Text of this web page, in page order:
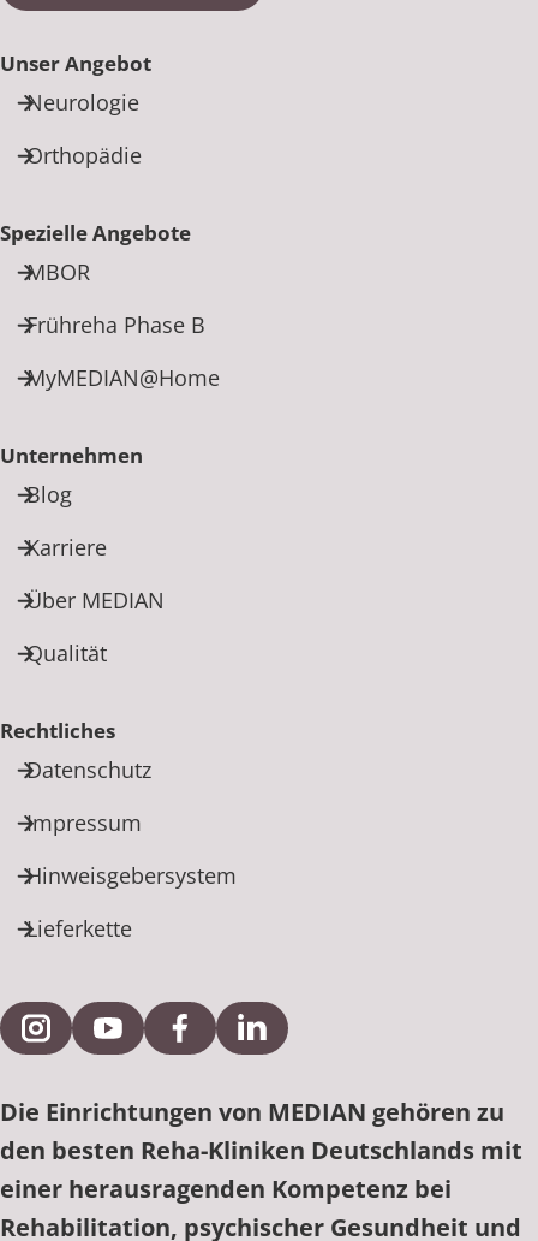
Unser Angebot
Neurologie
Orthopädie
Spezielle Angebote
MBOR
Frühreha Phase B
MyMEDIAN@Home
Unternehmen
Blog
Karriere
Über MEDIAN
Qualität
Rechtliches
Datenschutz
Impressum
Hinweisgebersystem
Lieferkette
Externe Verlinkung zu Instagram
Externe Verlinkung zu YouTube
Externe Verlinkung zu Facebook
Externe Verlinkung zu
Die Einrichtungen von MEDIAN gehören zu
den besten Reha-Kliniken Deutschlands mit
einer herausragenden Kompetenz bei
Rehabilitation, psychischer Gesundheit und